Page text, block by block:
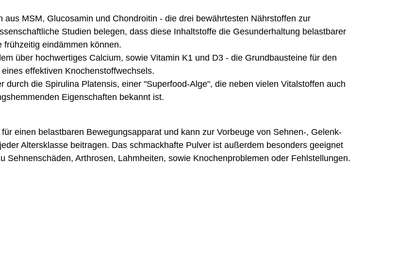
MSM, Glucosamin und Chondroitin - die drei bewährtesten Nährstoffen zur
Studien belegen, dass diese Inhaltstoffe die Gesunderhaltung belastbarer
eindämmen können.
über hochwertiges Calcium, sowie Vitamin K1 und D3 - die Grundbausteine für den
effektiven Knochenstoffwechsels.
die Spirulina Platensis, einer "Superfood-Alge", die neben vielen Vitalstoffen auch
Eigenschaften bekannt ist.
einen belastbaren Bewegungsapparat und kann zur Vorbeuge von Sehnen-, Gelenk-
Altersklasse beitragen. Das schmackhafte Pulver ist außerdem besonders geeignet
Sehnenschäden, Arthrosen, Lahmheiten, sowie Knochenproblemen oder Fehlstellungen.